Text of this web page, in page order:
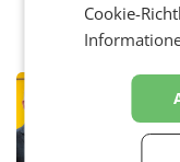
Cookie-